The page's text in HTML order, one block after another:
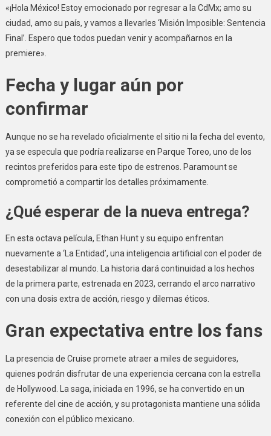
«¡Hola México! Estoy emocionado por regresar a la CdMx; amo su
ciudad, amo su país, y vamos a llevarles ‘Misión Imposible: Sentencia
Final’. Espero que todos puedan venir y acompañarnos en la
premiere».
Fecha y lugar aún por
confirmar
Aunque no se ha revelado oficialmente el sitio ni la fecha del evento,
ya se especula que podría realizarse en Parque Toreo, uno de los
recintos preferidos para este tipo de estrenos. Paramount se
comprometió a compartir los detalles próximamente.
¿Qué esperar de la nueva entrega?
En esta octava película, Ethan Hunt y su equipo enfrentan
nuevamente a ‘La Entidad’, una inteligencia artificial con el poder de
desestabilizar al mundo. La historia dará continuidad a los hechos
de la primera parte, estrenada en 2023, cerrando el arco narrativo
con una dosis extra de acción, riesgo y dilemas éticos.
Gran expectativa entre los fans
La presencia de Cruise promete atraer a miles de seguidores,
quienes podrán disfrutar de una experiencia cercana con la estrella
de Hollywood. La saga, iniciada en 1996, se ha convertido en un
referente del cine de acción, y su protagonista mantiene una sólida
conexión con el público mexicano.